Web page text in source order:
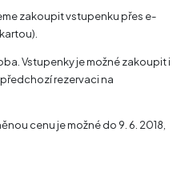
zakoupit vstupenku přes e-
Vstupenky je možné zakoupit i
rezervaci na
cenu je možné do 9. 6. 2018,